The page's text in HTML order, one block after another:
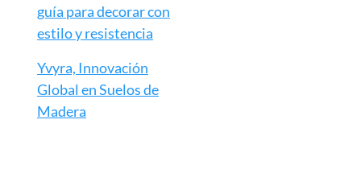
guía para decorar con
estilo y resistencia
Yvyra, Innovación
Global en Suelos de
Madera